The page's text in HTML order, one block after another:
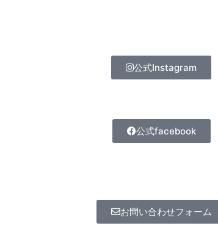
公式Instagram
公式facebook
お問い合わせフォーム